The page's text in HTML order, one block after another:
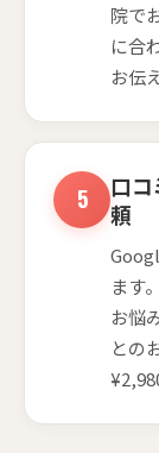
院で
に合
お伝
口
頼
ます
お悩
との